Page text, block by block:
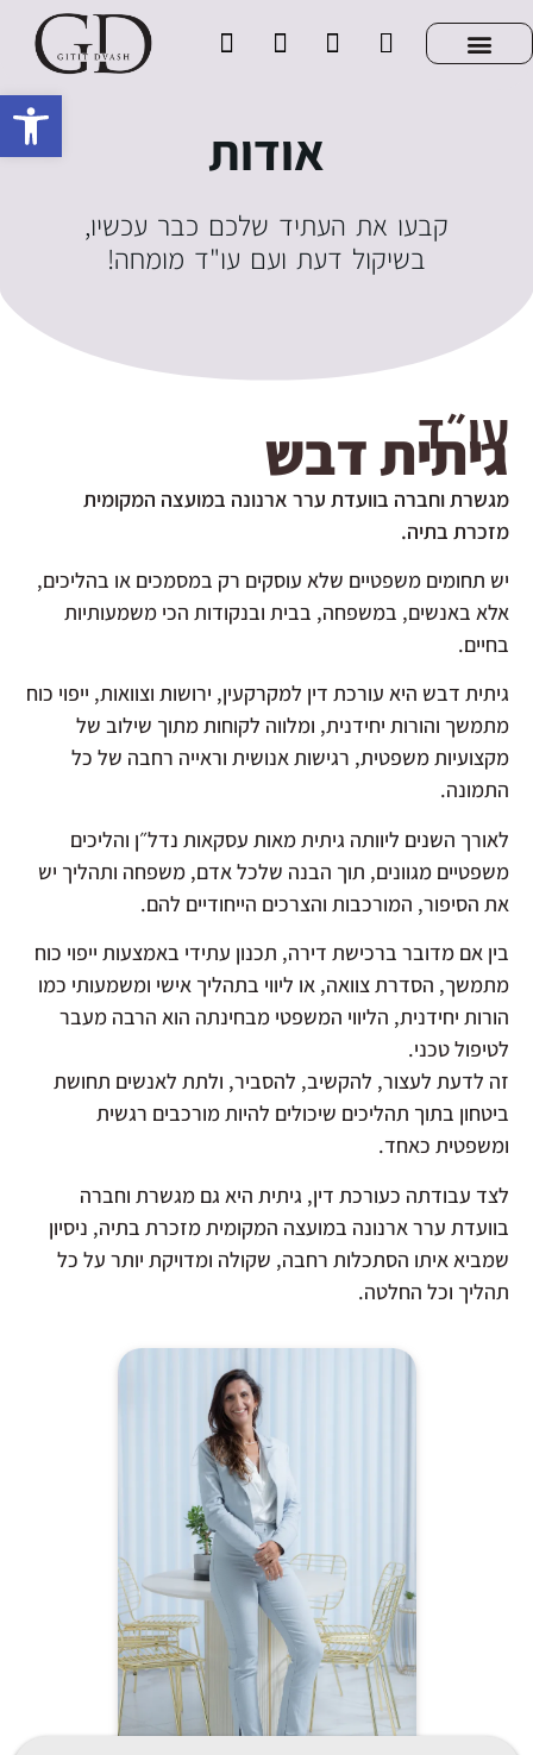
Open toolbar
אודות
,קבעו את העתיד שלכם כבר עכשיו
!בשיקול דעת ועם עו"ד מומחה
עו״ד
גיתית דבש
מגשרת וחברה בוועדת ערר ארנונה במועצה המקומית
מזכרת בתיה.
יש תחומים משפטיים שלא עוסקים רק במסמכים או בהליכים,
אלא באנשים, במשפחה, בבית ובנקודות הכי משמעותיות
בחיים.
גיתית דבש היא עורכת דין למקרקעין, ירושות וצוואות, ייפוי כוח
מתמשך והורות יחידנית, ומלווה לקוחות מתוך שילוב של
מקצועיות משפטית, רגישות אנושית וראייה רחבה של כל
התמונה.
לאורך השנים ליוותה גיתית מאות עסקאות נדל״ן והליכים
משפטיים מגוונים, תוך הבנה שלכל אדם, משפחה ותהליך יש
את הסיפור, המורכבות והצרכים הייחודיים להם.
בין אם מדובר ברכישת דירה, תכנון עתידי באמצעות ייפוי כוח
מתמשך, הסדרת צוואה, או ליווי בתהליך אישי ומשמעותי כמו
הורות יחידנית, הליווי המשפטי מבחינתה הוא הרבה מעבר
לטיפול טכני.
זה לדעת לעצור, להקשיב, להסביר, ולתת לאנשים תחושת
ביטחון בתוך תהליכים שיכולים להיות מורכבים רגשית
ומשפטית כאחד.
לצד עבודתה כעורכת דין, גיתית היא גם מגשרת וחברה
בוועדת ערר ארנונה במועצה המקומית מזכרת בתיה, ניסיון
שמביא איתו הסתכלות רחבה, שקולה ומדויקת יותר על כל
תהליך וכל החלטה.